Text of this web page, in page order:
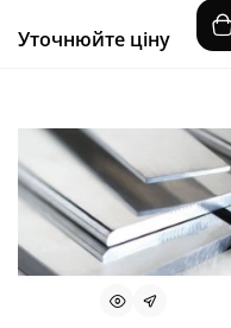
Уточнюйте ціну